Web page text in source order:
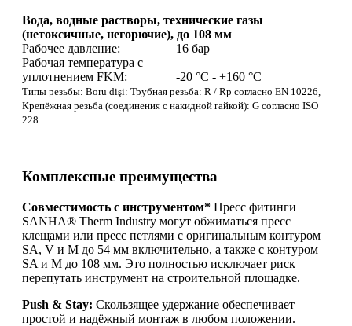
Вода, водные растворы, технические газы
(нетоксичные, негорючие), до 108 мм
Рабочее давление:
16 бар
Рабочая температура с
уплотнением FKM:
-20 °C - +160 °C
Типы резьбы: Boru dişi: Трубная резьба: R / Rp согласно EN 10226,
Крепёжная резьба (соединения с накидной гайкой): G согласно ISO
228
Комплексные преимущества
Совместимость с инструментом* Пресс фитинги
SANHA® Therm Industry могут обжиматься пресс
клещами или пресс петлями с оригинальным контуром
SA, V и M до 54 мм включительно, а также с контуром
SA и M до 108 мм. Это полностью исключает риск
перепутать инструмент на строительной площадке.
Push & Stay: Скользящее удержание обеспечивает
простой и надёжный монтаж в любом положении.